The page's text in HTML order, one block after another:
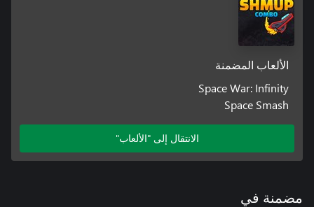
الألعاب المضمنة
Space War: Infinity
Space Smash
الانتقال إلى "الألعاب"
مضمنة في